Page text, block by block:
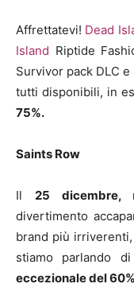
Affrettatevi! Dead
Island Riptide
Survivor pack DLC e
tutti disponibili, in
75%.
Saints Row
Il 25 dicembre,
divertimento
brand più
stiamo parlando
eccezionale del